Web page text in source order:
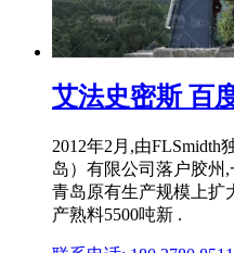
艾法史密斯 百
2012年2月,由
岛）有限公司落户胶州
青岛原有生产规模上扩
产熟料5500吨新 .